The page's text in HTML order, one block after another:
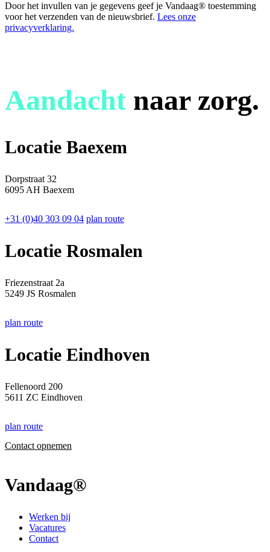
Door het invullen van je gegevens geef je Vandaag® toestemming
voor het verzenden van de nieuwsbrief. Lees onze
privacyverklaring.
Aandacht naar zorg.
Locatie Baexem
Dorpstraat 32
6095 AH Baexem
+31 (0)40 303 09 04 plan route
Locatie Rosmalen
Friezenstraat 2a
5249 JS Rosmalen
plan route
Locatie Eindhoven
Fellenoord 200
5611 ZC Eindhoven
plan route
Contact opnemen
Vandaag®
Werken bij
Vacatures
Contact